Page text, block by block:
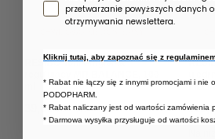
RESIBO Tonik-mgiełka
39,00 zł / szt.
przetwarzanie powyższych danych
otrzymywania newslettera.
Kliknij tutaj, aby zapoznać się z
* Rabat nie łączy się z innymi promocjami i nie
PODOPHARM.
* Rabat naliczany jest od wartości zamówienia
* Darmowa wysyłka przysługuje od wartości